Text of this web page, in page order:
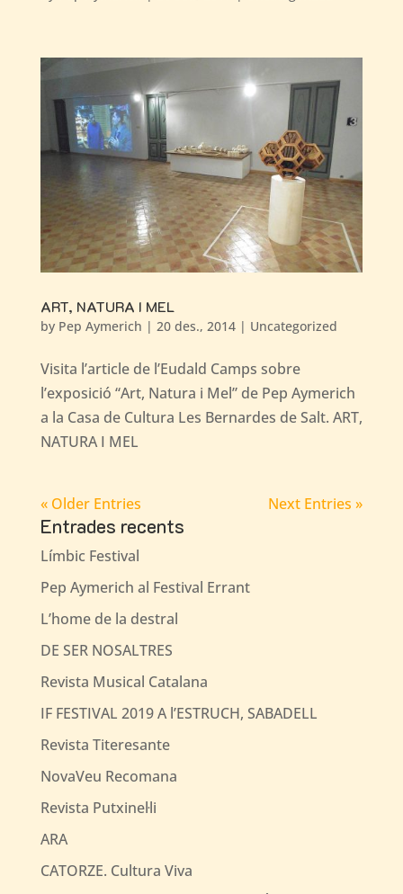
ART, NATURA I MEL
by Pep Aymerich | 20 des., 2014| Uncategorized
Visita l’article de l’Eudald Camps sobre
l’exposició “Art, Natura i Mel” de Pep Aymerich
a la Casa de Cultura Les Bernardes de Salt. ART,
NATURA I MEL
« Older Entries Next Entries »
Entrades recents
Límbic Festival
Pep Aymerich al Festival Errant
L’home de la destral
DE SER NOSALTRES
Revista Musical Catalana
IF FESTIVAL 2019 A l’ESTRUCH, SABADELL
Revista Titeresante
NovaVeu Recomana
Revista Putxinel·li
ARA
CATORZE. Cultura Viva